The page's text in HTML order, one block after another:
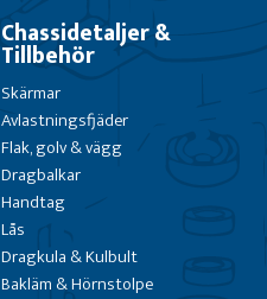
Chassidetaljer &
Tillbehör
Skärmar
Avlastningsfjäder
Flak, golv & vägg
Dragbalkar
Handtag
Lås
Dragkula & Kulbult
Bakläm & Hörnstolpe